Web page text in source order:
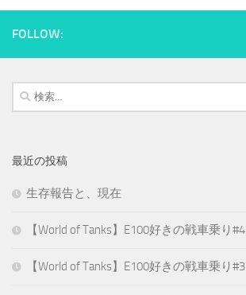
FOLLOW:
検
索:
最近の投稿
生存報告と、現在
【World of Tanks】E100好きの戦車乗り#4
【World of Tanks】E100好きの戦車乗り#3